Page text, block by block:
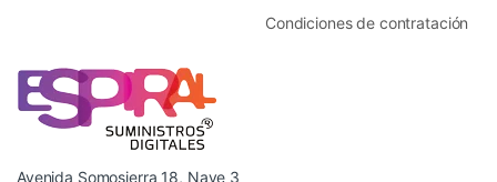
Condiciones de contratación
Avenida Somosierra 18, Nave 3